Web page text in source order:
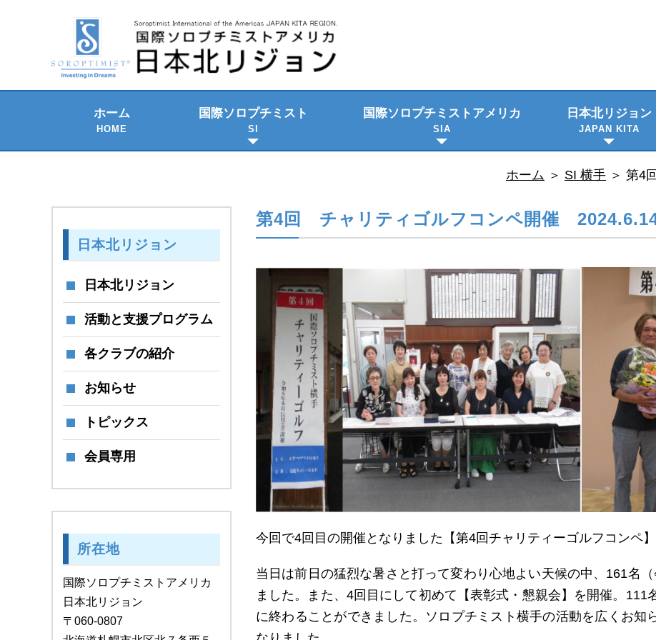
ホーム
HOME
国際ソロプチミスト
SI
国際ソロプチミスト アメリカ
SIA
日本北リジョン
JAPAN KITA
理事会のご紹介
委員会メンバー
ホーム ＞ SI 横手 ＞ 第4
第4回 チャリティゴルフコンペ開催
今回で4回目の開催となりました【第4回チャリティーゴルフコンペ】
当日は前日の猛烈な暑さと打って変わり心地よい天候の中、161名
ました。また、4回目にして初めて【表彰式・懇親会】を開催。
に終わることができました。ソロプチミスト横手の活動を広くお知
日本北リジョン
日本北リジョン
活動と支援プログラム
各クラブの紹介
お知らせ
トピックス
会員専用
所在地
国際ソロプチミストアメリカ
日本北リジョン
〒060-0807